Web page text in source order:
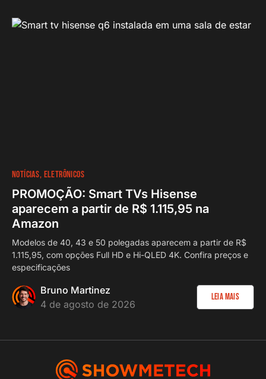
NOTÍCIAS ELETRÔNICOS
PROMOÇÃO: Smart TVs Hisense
aparecem a partir de R$ 1.115,95 na
Amazon
Modelos de 40, 43 e 50 polegadas aparecem a partir de R$
1.115,95, com opções Full HD e Hi-QLED 4K. Confira preços e
especificações
Bruno Martinez
4 de agosto de 2026
Leia Mais